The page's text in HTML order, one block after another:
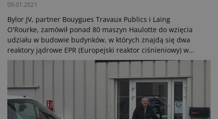
09.01.2021
Bylor JV, partner Bouygues Travaux Publics i Laing
O'Rourke, zamówił ponad 80 maszyn Haulotte do wzięcia
udziału w budowie budynków, w których znajdą się dwa
reaktory jądrowe EPR (Europejski reaktor ciśnieniowy) w
Hinkley Point C (HPC).